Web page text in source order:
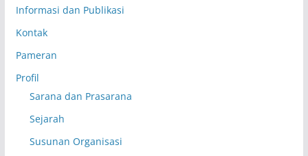
Informasi dan Publikasi
Kontak
Pameran
Profil
Sarana dan Prasarana
Sejarah
Susunan Organisasi